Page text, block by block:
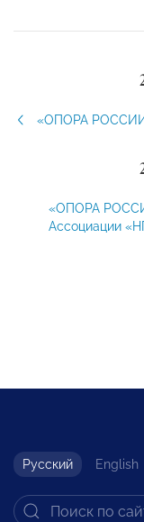
«ОПОРА
«ОПОРА
Ассоциации
Русский English